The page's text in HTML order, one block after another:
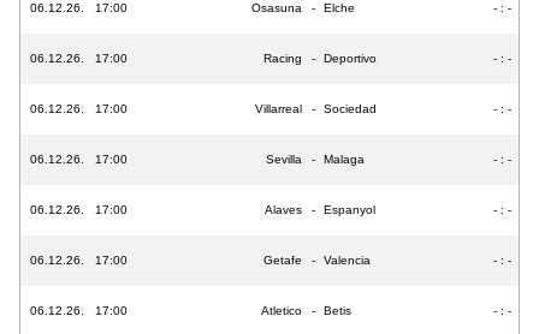
06.12.26. 17:00 Osasuna - Elche - : -
06.12.26. 17:00 Racing - Deportivo - : -
06.12.26. 17:00 Villarreal - Sociedad - : -
06.12.26. 17:00 Sevilla - Malaga - : -
06.12.26. 17:00 Alaves - Espanyol - : -
06.12.26. 17:00 Getafe - Valencia - : -
06.12.26. 17:00 Atletico - Betis - : -